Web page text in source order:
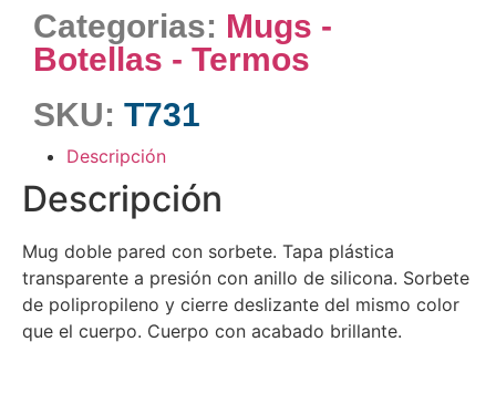
Categorias: Mugs -
Botellas - Termos
SKU: T731
Descripción
Descripción
Mug doble pared con sorbete. Tapa plástica
transparente a presión con anillo de silicona. Sorbete
de polipropileno y cierre deslizante del mismo color
que el cuerpo. Cuerpo con acabado brillante.